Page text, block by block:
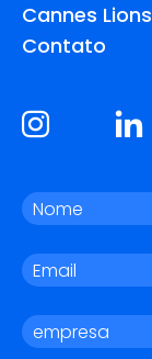
Cannes Lions
Contato